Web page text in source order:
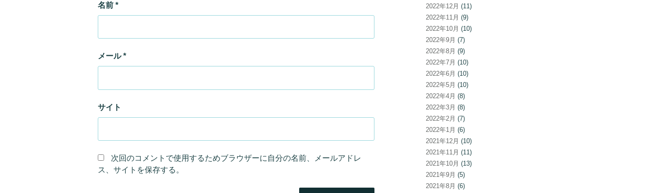
名前 *
メール*
サイト
次回のコメントで使用するためブラウザーに自分の名前、メールアドレ
ス、サイトを保存する。
2022年12月 (11)
2022年11月 (9)
2022年10月 (10)
2022年9月 (7)
2022年8月 (9)
2022年7月 (10)
2022年6月 (10)
2022年5月 (10)
2022年4月 (8)
2022年3月 (8)
2022年2月 (7)
2022年1月 (6)
2021年12月 (10)
2021年11月 (11)
2021年10月 (13)
2021年9月 (5)
2021年8月 (6)